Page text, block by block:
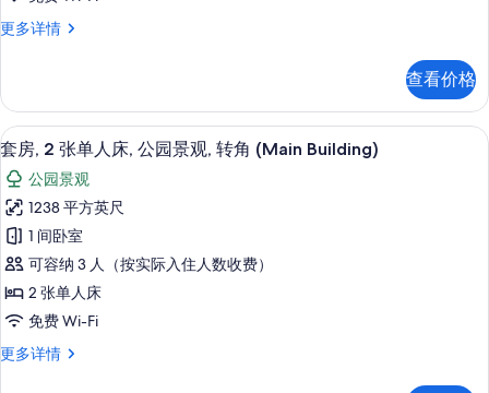
(Imperial
所
有
照
片
更多详情
华
房
(Imperial
Floor)
更
多
信
息
查看价格
显
示
套
房,
2
张
单
人
床,
32-英寸纯平电视（配备数码频道）、
10
套房, 2 张单人床, 公园景观, 转角 (Main Building)
公园景观
1238 平方英尺
1 间卧室
可容纳 3 人（按实际入住人数收费）
2 张单人床
免费 Wi-Fi
更多详情
套